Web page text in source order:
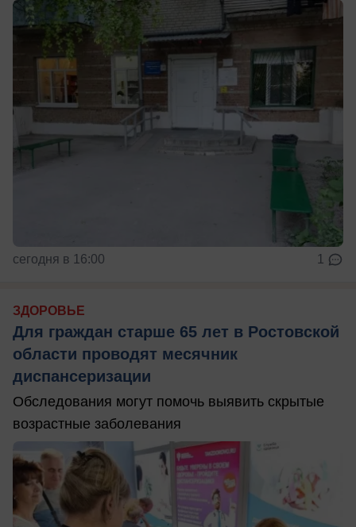
сегодня в 16:00 1
ЗДОРОВЬЕ
Для граждан старше 65 лет в Ростовской
области проводят месячник
диспансеризации
Обследования могут помочь выявить скрытые
возрастные заболевания